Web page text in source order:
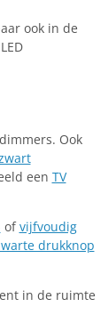
ook in de
Ook
een TV
ofvijfvoudig
drukknop
in de ruimte